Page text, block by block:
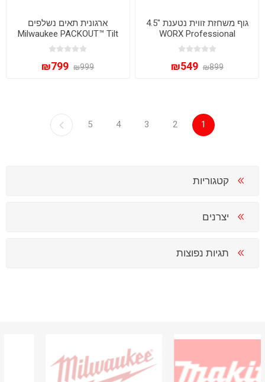
גוף משחזת זווית נטענת "4.5
WORX Professional
WU809.91 20V BRUSHLESS
– מנוע ללא פחמים
₪899
₪549
ארגונית תאים נשלפים
Milwaukee PACKOUT™ Tilt
₪999
₪799
1
2
3
4
5
קטגוריות
יצרנים
תגיות נפוצות